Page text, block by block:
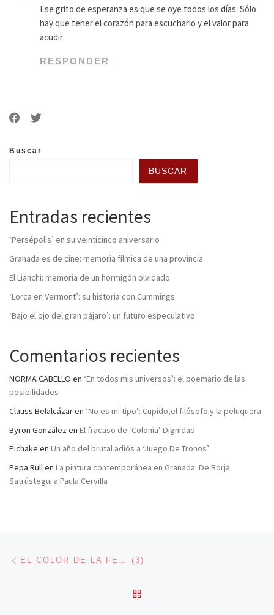
Ese grito de esperanza es que se oye todos los días. Sólo
hay que tener el corazón para escucharlo y el valor para
acudir
RESPONDER
Buscar
BUSCAR
Entradas recientes
‘Persépolis’ en su veinticinco aniversario
Granada es de cine: memoria fílmica de una provincia
El Lianchi: memoria de un hormigón olvidado
‘Lorca en Vermont’: su historia con Cummings
‘Bajo el ojo del gran pájaro’: un futuro especulativo
Comentarios recientes
NORMA CABELLO en ‘En todos mis universos’: el poemario de las
posibilidades
Clauss Belalcázaren ‘No es mi tipo’: Cupido,el filósofo y la peluquera
Byron González en El fracaso de ‘Colonia’ Dignidad
Pichake en Un año del brutal adiós a ‘Juego De Tronos’
Pepa Rullen La pintura contemporánea en Granada: De Borja
Satrústegui a Paula Cervilla
Navegación de entradas
EL COLOR DE LA FE… (3)